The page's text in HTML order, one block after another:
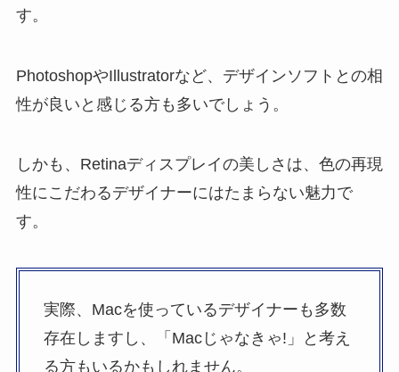
す。
PhotoshopやIllustratorなど、デザインソフトとの相
性が良いと感じる方も多いでしょう。
しかも、Retinaディスプレイの美しさは、色の再現
性にこだわるデザイナーにはたまらない魅力で
す。
実際、Macを使っているデザイナーも多数
存在しますし、「Macじゃなきゃ!」と考え
る方もいるかもしれません。